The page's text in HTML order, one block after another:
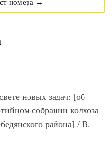
номера →
новых задач: [об
собрании колхоза
района] / В.